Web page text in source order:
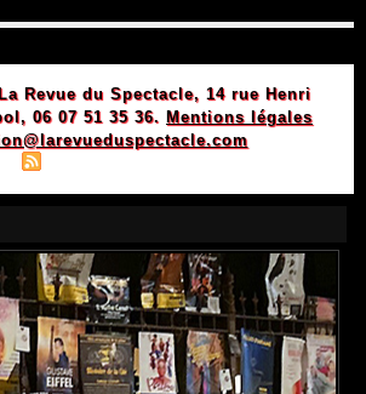
Revue du Spectacle, 14 rue Henri
06 07 51 35 36. Mentions légales